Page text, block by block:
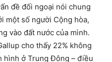
đề đối ngoại nói chung
một số người Cộng hòa,
vào đất nước của mình.
cho thấy 22% không
hình ở Trung Đông – điều